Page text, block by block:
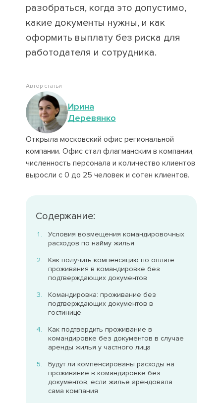
разобраться, когда это допустимо,
какие документы нужны, и как
оформить выплату без риска для
работодателя и сотрудника.
Содержание:
Условия возмещения командировочных
расходов по найму жилья
Как получить компенсацию по оплате
проживания в командировке без
подтверждающих документов
Командировка: проживание без
подтверждающих документов в
гостинице
Как подтвердить проживание в
командировке без документов в случае
аренды жилья у частного лица
Будут ли компенсированы расходы на
проживание в командировке без
документов, если жилье арендовала
сама компания
Автор статьи
Ирина
Деревянко
Открыла московский офис региональной
компании. Офис стал флагманским в компании,
численность персонала и количество клиентов
выросли с 0 до 25 человек и сотен клиентов.